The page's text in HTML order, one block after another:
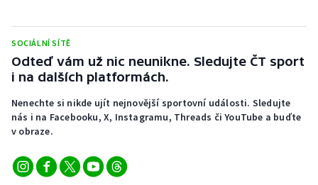
SOCIÁLNÍ SÍTĚ
Odteď vám už nic neunikne. Sledujte ČT sport
i na dalších platformách.
Nenechte si nikde ujít nejnovější sportovní události. Sledujte
nás i na Facebooku, X, Instagramu, Threads či YouTube a buďte
v obraze.